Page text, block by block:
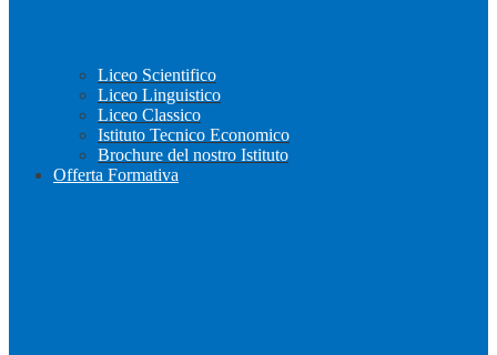
Liceo Scientifico
Liceo Linguistico
Liceo Classico
Istituto Tecnico Economico
Brochure del nostro Istituto
Offerta Formativa